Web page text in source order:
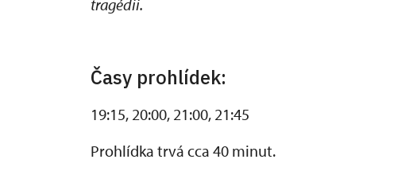
tragédii.
Časy prohlídek:
19:15, 20:00, 21:00, 21:45
Prohlídka trvá cca 40 minut.